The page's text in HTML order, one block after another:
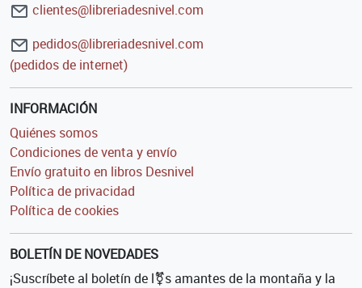
clientes@libreriadesnivel.com
pedidos@libreriadesnivel.com
(pedidos de internet)
INFORMACIÓN
Quiénes somos
Condiciones de venta y envío
Envío gratuito en libros Desnivel
Política de privacidad
Política de cookies
BOLETÍN DE NOVEDADES
¡Suscríbete al boletín de l⚧s amantes de la montaña y la